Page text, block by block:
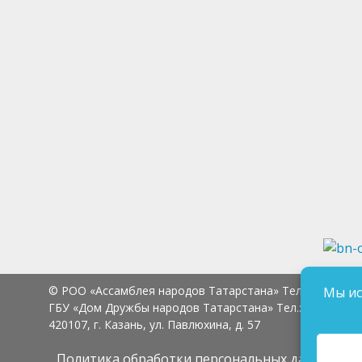
© РОО «Ассамблея народов Татарстана» Тел.: 8 (843)
ГБУ «Дом Дружбы народов Татарстана» Тел.:
420107, г. Казань, ул. Павлюхина, д. 57
Мы